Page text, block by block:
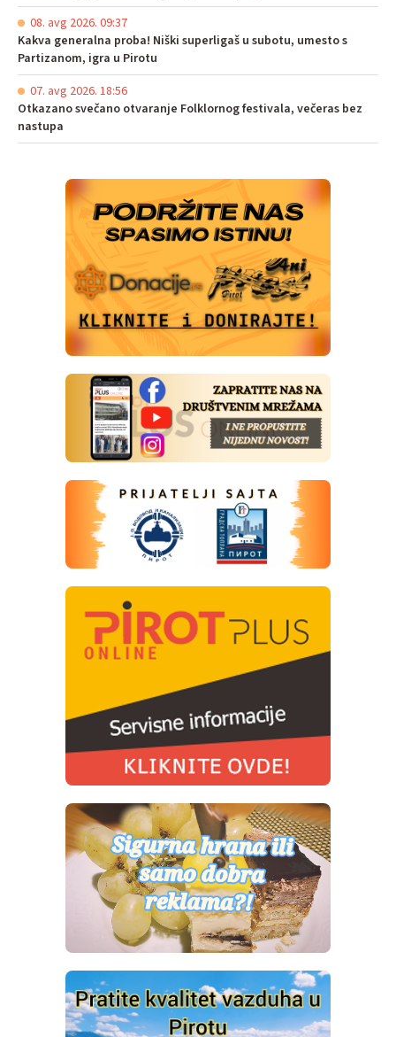
08. avg 2026. 09:37
Kakva generalna proba! Niški superligaš u subotu, umesto s
Partizanom, igra u Pirotu
07. avg 2026. 18:56
Otkazano svečano otvaranje Folklornog festivala, večeras bez
nastupa